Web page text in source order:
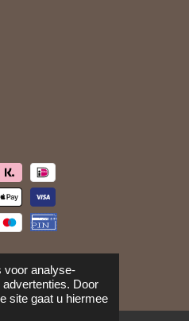
voor analyse-
advertenties. Door
site gaat u hiermee